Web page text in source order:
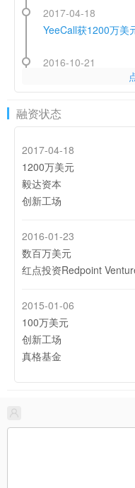
2017-04-18
YeeCall获1200万美
2016-10-21
YeeCall，和CEO张
2015-12-05
纯干货！YeeCall张
融资状态
2017-04-18
1200万美元
毅达资本
创新工场
2016-01-23
数百万美元
红点投资Redpoint
2015-01-06
100万美元
创新工场
真格基金